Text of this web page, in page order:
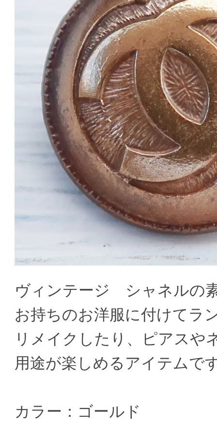
ヴィンテージ シャネルの
お持ちのお洋服に付けてラ
リメイクしたり、ピアスや
用途が楽しめるアイテムで
カラー：ゴールド